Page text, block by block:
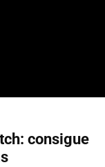
consigue